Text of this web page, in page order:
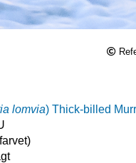
lomvia)Thick-billed